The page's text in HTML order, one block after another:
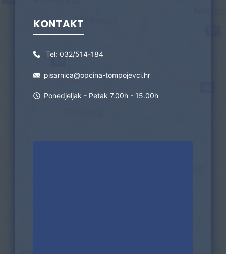
KONTAKT
Tel: 032/514-184
pisarnica@opcina-tompojevci.hr
Ponedjeljak - Petak 7.00h - 15.00h